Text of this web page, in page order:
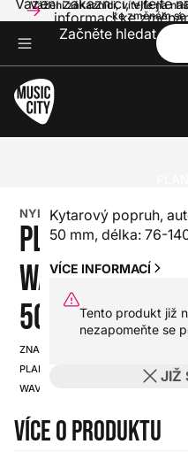
Vážení zákazníci, vítejte na
ke změnám
Vážení zákazníci, vítejte
informací ke
Začněte hledat
NYLONOVÉ/TEXTILNÍ
PLANET
WAVES
50BAL06
ZNAČKA:
PLANET
WAVES
HX0000000075465
Kytarový popruh,
50 mm, délka: 76-
VÍCE INFORMACÍ
Tento produkt již
nezapomeňte se
JIŽ
Více o produktu